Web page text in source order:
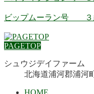
ビップムーラン号 ３
PAGETOP
シュウジデイファーム
北海道浦河郡浦河
HOME